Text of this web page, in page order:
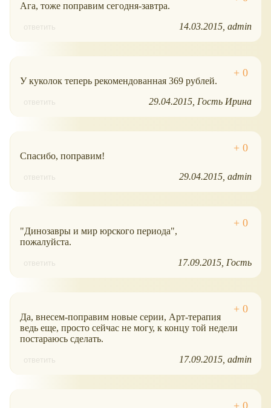
Ага, тоже поправим сегодня-завтра.
ответить 14.03.2015 admin
У куколок теперь рекомендованная 369 рублей.
ответить 29.04.2015 Гость Ирина
Спасибо, поправим!
ответить 29.04.2015 admin
"Динозавры и мир юрского периода",
пожалуйста.
ответить 17.09.2015 Гость
Да, внесем-поправим новые серии, Арт-терапия
ведь еще, просто сейчас не могу, к концу той недели
постараюсь сделать.
ответить 17.09.2015 admin